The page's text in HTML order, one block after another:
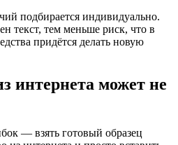
подбирается индивидуально.
текст, тем меньше риск, что в
придётся делать новую
интернета может не
— взять готовый образец